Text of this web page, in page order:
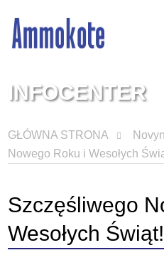
INFOCENTER
GŁÓWNA STRONA
Nowego Roku i Wesołych
Szczęśliwego
Wesołych